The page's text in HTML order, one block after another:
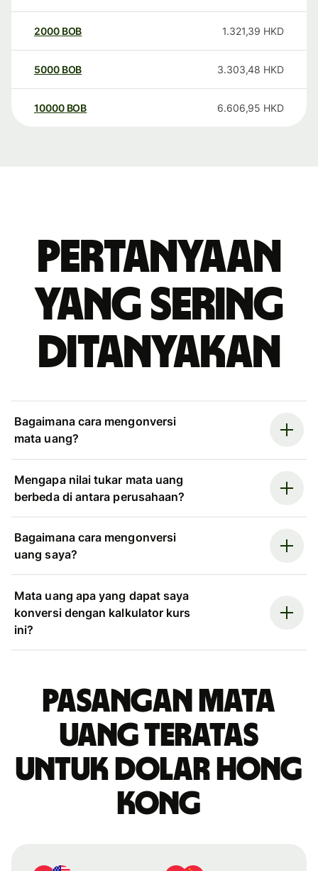
2000 BOB 1.321,39 HKD
5000 BOB 3.303,48 HKD
10000 BOB 6.606,95 HKD
Pertanyaan
yang sering
ditanyakan
Bagaimana cara mengonversi
mata uang?
Mengapa nilai tukar mata uang
berbeda di antara perusahaan?
Bagaimana cara mengonversi
uang saya?
Mata uang apa yang dapat saya
konversi dengan kalkulator kurs
ini?
Pasangan mata
uang teratas
untuk dolar Hong
Kong